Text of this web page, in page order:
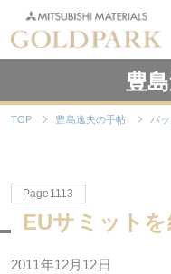
豊
TOP 豊島逸夫の手帖 バ
Page1113
EUサミットを
2011年12月12日